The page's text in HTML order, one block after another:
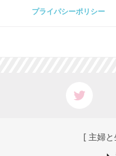
プライパシーポリシー
[ 主婦